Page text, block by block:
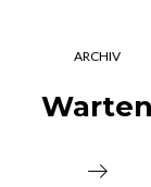
ARCHIV
Warten